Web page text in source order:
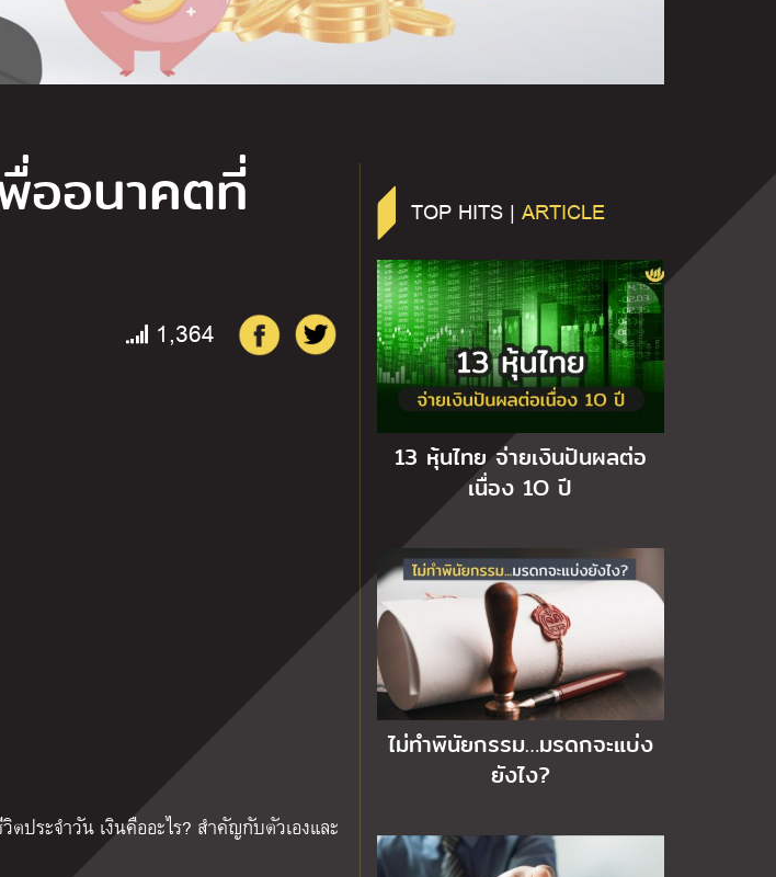
ออนาคตที่
1,364
ตประจำวัน เงินคืออะไร? สำคัญกับตัวเองและ
TOP HITS | ARTICLE
13 หุ้นไทย จ่ายเงินปันผลต่อ
เนื่อง 1O ปี
ไม่ทำพินัยกรรม…มรดกจะแบ่ง
ยังไง?